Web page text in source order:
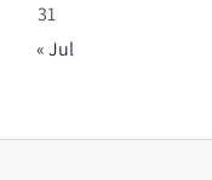
31
« Jul